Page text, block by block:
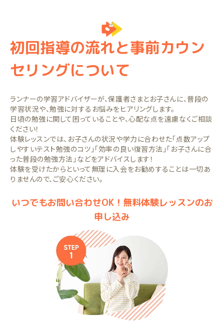
初回指導の流れと事前カウン
セリングについて
ランナーの学習アドバイザーが、保護者さまとお子さんに、普段の
学習状況や、勉強に対するお悩みをヒアリングします。
日頃の勉強に関して困っていることや、心配な点を遠慮なくご相談
ください！
体験レッスンでは、お子さんの状況や学力に合わせた「点数アップ
しやすいテスト勉強のコツ」「効率の良い復習方法」「お子さんに合
った普段の勉強方法」などをアドバイスします！
体験を受けたからといって無理に入会をお勧めすることは一切あ
りませんので、ご安心ください。
いつでもお問い合わせOK！無料体験レッスンのお
申し込み